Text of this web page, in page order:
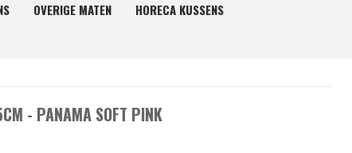
OVERIGE MATEN
HORECA KUSSENS
- PANAMA SOFT PINK